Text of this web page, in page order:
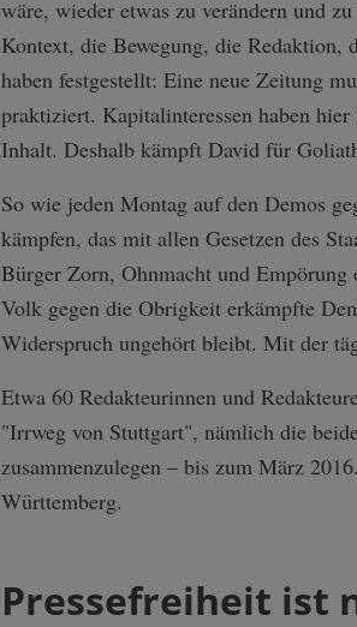
wäre, wieder etwas zu verändern und
Kontext, die Bewegung, die Redaktion,
haben festgestellt: Eine neue Zeitung
praktiziert. Kapitalinteressen haben
Inhalt. Deshalb kämpft David für
So wie jeden Montag auf den Demos
kämpfen, das mit allen Gesetzen des
Bürger Zorn, Ohnmacht und
Volk gegen die Obrigkeit erkämpfte
Widerspruch ungehört bleibt. Mit der
Etwa 60 Redakteurinnen und
"Irrweg von Stuttgart", nämlich die
zusammenzulegen – bis zum März
Württemberg.
Pressefreiheit ist